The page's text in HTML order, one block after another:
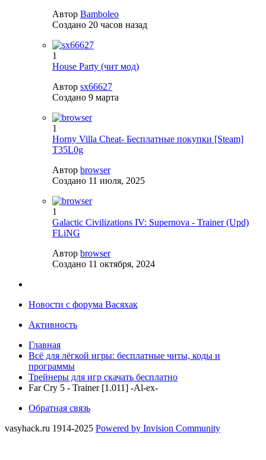
Автор Bamboleo
Создано 20 часов назад
1
House Party (чит мод)
Автор sx66627
Создано 9 марта
1
Horny Villa Cheat- Бесплатные покупки [Steam]
T35L0g
Автор browser
Создано 11 июля, 2025
1
Galactic Civilizations IV: Supernova - Trainer (Upd)
FLiNG
Автор browser
Создано 11 октября, 2024
Новости с форума Васяхак
Активность
Главная
Всё для лёгкой игры: бесплатные читы, коды и
программы
Трейнеры для игр скачать бесплатно
Far Cry 5 - Trainer [1.011] -Al-ex-
Обратная связь
vasyhack.ru 1914-2025 Powered by Invision Community